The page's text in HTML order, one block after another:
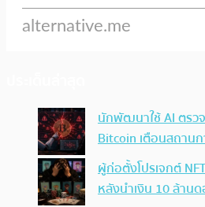
นักพัฒนาใช้ AI ตรว
Bitcoin เตือนสถาน
ผู้ก่อตั้งโปรเจกต์
หลังนำเงิน 10 ล้าน